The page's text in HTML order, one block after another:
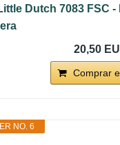
Dutch 7083 FSC -
20,50
Comprar
NO. 6